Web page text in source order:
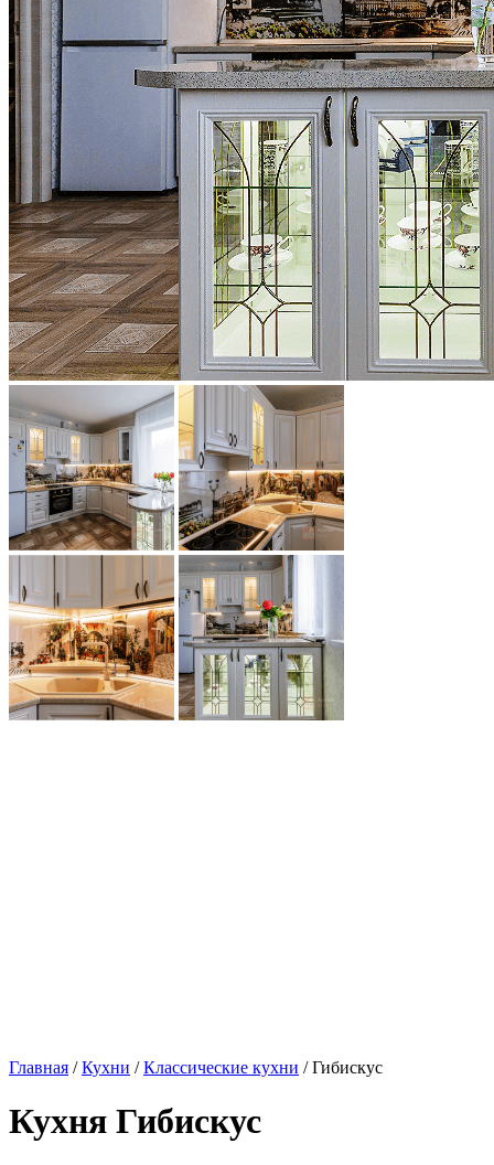
Главная /Кухни /Классические кухни / Гибискус
Кухня Гибискус